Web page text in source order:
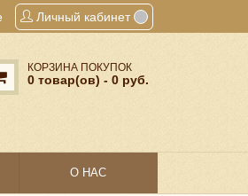
Личный кабинет
КОРЗИНА ПОКУПОК
0 товар(ов) - 0 руб.
О НАС